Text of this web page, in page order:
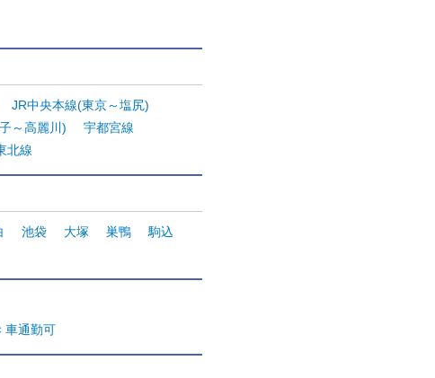
JR中央本線(東京～塩尻)
～高麗川)
宇都宮線
北線
池袋 大塚 巣鴨
駒込
車通勤可